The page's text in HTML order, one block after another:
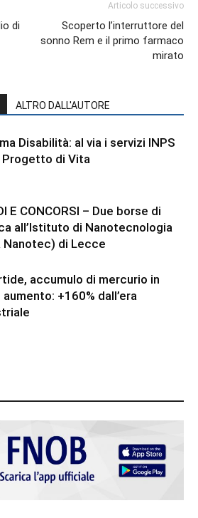
di
Articolo successivo
Scoperto l’interruttore del
sonno Rem e il primo farmaco
mirato
ALTRO DALL'AUTORE
Disabilità: al via i servizi INPS
Progetto di Vita
E CONCORSI – Due borse di
all’Istituto di Nanotecnologia
Nanotec) di Lecce
accumulo di mercurio in
+160% dall’era